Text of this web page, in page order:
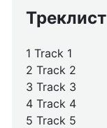
Треклист
1 Track 1
2 Track 2
3 Track 3
4 Track 4
5 Track 5